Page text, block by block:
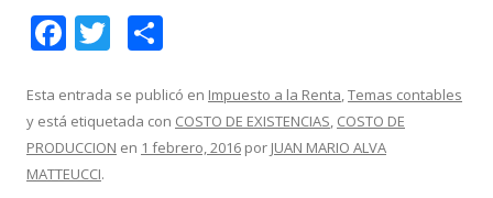
F
e
b
o
T
itt
er
m
p
Esta entrada se publicó en Impuesto a la Renta,Temas contables
y está etiquetada con COSTO DE EXISTENCIAS, COSTO DE
PRODUCCION en 1 febrero, 2016 por JUAN MARIO ALVA
MATTEUCCI.